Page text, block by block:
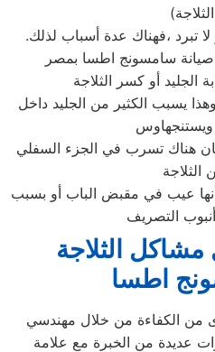
لا تبرد ،فهناك عدة أسباب لذلك.
سامسونج اطسا بمصر
يسبب الكثير من الجليد داخل
كان هناك تسرب في الجزء السفلي
الثلاجة
عيب في مقبض الباب أو بسبب
الثلاجة
اطسا
من الكفاءة من خلال مهندسي
عديدة من الخبرة مع علامة